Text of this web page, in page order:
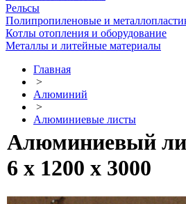
Рельсы
Полипропиленовые и
Котлы отопления и оборудование
Металлы и литейные материалы
Главная
>
Алюминий
>
Алюминиевые листы
Алюминиевый
6 х 1200 х 3000